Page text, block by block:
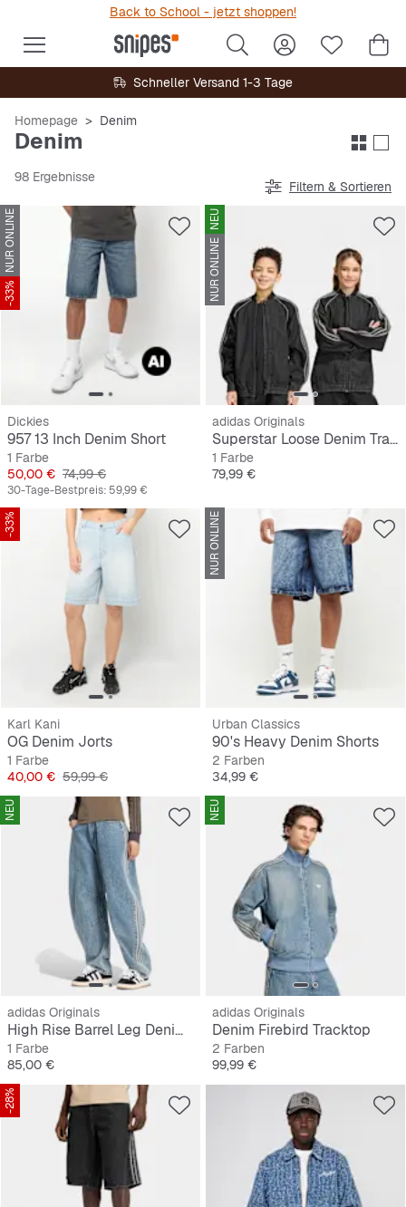
Back to School - jetzt shoppen!
Schneller Versand 1-3 Tage
Homepage Denim
Denim
98 Ergebnisse
Filtern & Sortieren
NUR ONLINE
-33%
Dickies
957 13 Inch Denim Short
1 Farbe
Preis
50,00 € Originalpreis
74,99 €
30-Tage-Bestpreis: 59,99 €
NEU
NUR ONLINE
adidas Originals
Superstar Loose Denim Track Top
1 Farbe
Preis
79,99 €
-33%
Karl Kani
OG Denim Jorts
1 Farbe
Preis
40,00 € Originalpreis
59,99 €
NUR ONLINE
Urban Classics
90's Heavy Denim Shorts
2 Farben
Preis
34,99 €
NEU
adidas Originals
High Rise Barrel Leg Denim Pant
1 Farbe
Preis
85,00 €
NEU
adidas Originals
Denim Firebird Tracktop
2 Farben
Preis
99,99 €
-28%